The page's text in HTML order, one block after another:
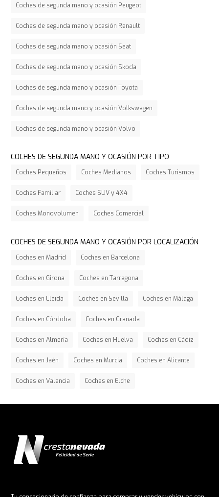
Coches de segunda mano y ocasión Peugeot
Coches de segunda mano y ocasión Renault
Coches de segunda mano y ocasión Seat
Coches de segunda mano y ocasión Skoda
Coches de segunda mano y ocasión Toyota
Coches de segunda mano y ocasión Volkswagen
Coches de segunda mano y ocasión Volvo
COCHES DE SEGUNDA MANO Y OCASIÓN POR TIPO
Coches Pequeños Coches Medianos Coches Turismos
Coches Familiar Coches SUV y 4X4
Coches Monovolumen Coches Comercial
COCHES DE SEGUNDA MANO Y OCASIÓN POR LOCALIZACIÓN
Coches en Madrid Coches en Barcelona
Coches en Girona Coches en Tarragona
Coches en Lleida Coches en Sevilla Coches en Málaga
Coches en Córdoba Coches en Granada
Coches en Almería Coches en Huelva Coches en Cádiz
Coches en Jaén Coches en Murcia Coches en Alicante
Coches en Valencia Coches en Elche